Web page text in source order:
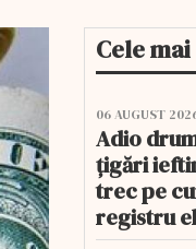
Cele
06 AUGUST
Adio
țigări
trec pe
registru